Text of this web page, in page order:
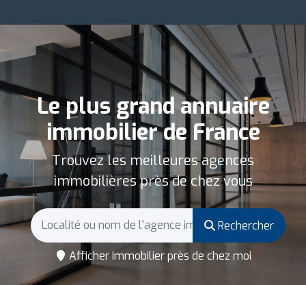
Le plus grand annuaire
immobilier de France
Trouvez les meilleures agences
immobilières près de chez vous
Rechercher
Afficher Immobilier près de chez moi